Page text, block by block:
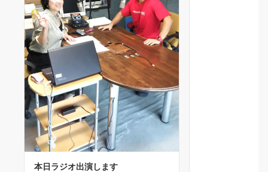
本日ラジオ出演します